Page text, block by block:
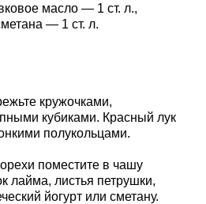
масло — 1 ст. л.,
— 1 ст. л.
кружочками,
кубиками. Красный лук
полукольцами.
поместите в чашу
лайма, листья петрушки,
йогурт или сметану.